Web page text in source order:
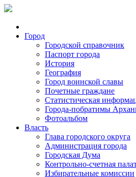
Город
Городской справочник
Паспорт города
История
География
Город воинской славы
Почетные граждане
Статистическая
Города-побратимы
Фотоальбом
Власть
Глава городского округа
Администрация города
Городская Дума
Контрольно-счетная
Избирательные комиссии